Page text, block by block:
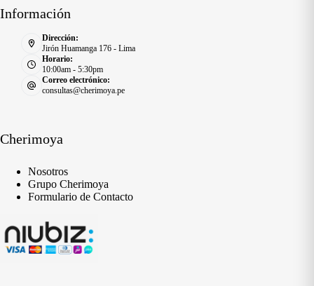
Información
Dirección:
Jirón Huamanga 176 - Lima
Horario:
10:00am - 5:30pm
Correo electrónico:
consultas@cherimoya.pe
Cherimoya
Nosotros
Grupo Cherimoya
Formulario de Contacto